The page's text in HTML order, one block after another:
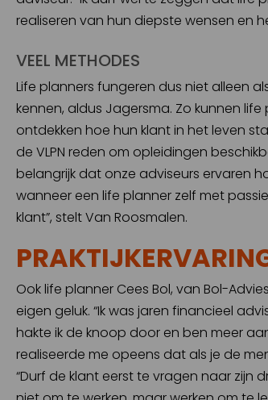
realiseren van hun diepste wensen en
VEEL METHODES
Life planners fungeren dus niet alleen
kennen, aldus Jagersma. Zo kunnen
ontdekken hoe hun klant in het leven
de VLPN reden om opleidingen
belangrijk dat onze adviseurs ervaren
wanneer een life planner zelf met
klant”, stelt Van Roosmalen.
Ook life planner Cees Bol, van Bol-
eigen geluk. “Ik was jaren financieel
hakte ik de knoop door en ben meer
realiseerde me opeens dat als je de
“Durf de klant eerst te vragen naar zijn